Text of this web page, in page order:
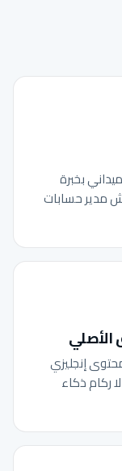
بخبرة
مدير حسابات
الأصلي
إنجليزي
ركام ذكاء